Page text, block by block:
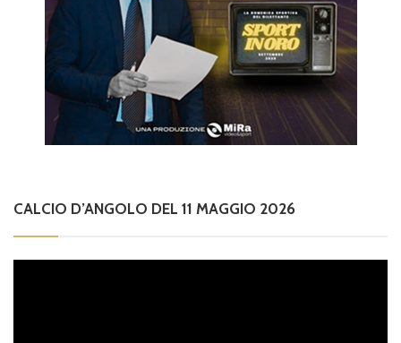
CALCIO D’ANGOLO DEL 11 MAGGIO 2026